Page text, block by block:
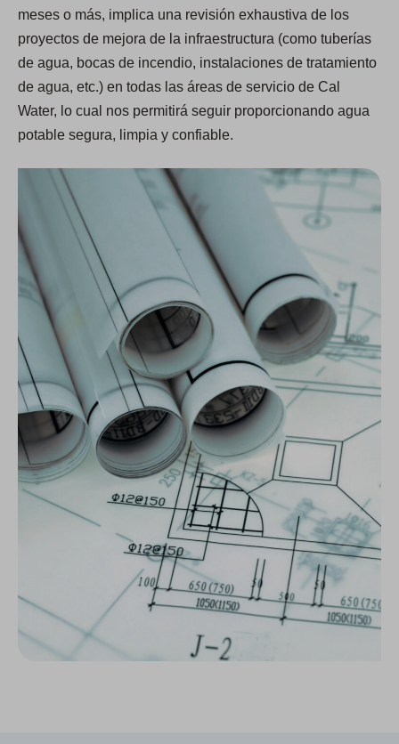
meses o más, implica una revisión exhaustiva de los
proyectos de mejora de la infraestructura (como tuberías
de agua, bocas de incendio, instalaciones de tratamiento
de agua, etc.) en todas las áreas de servicio de Cal
Water, lo cual nos permitirá seguir proporcionando agua
potable segura, limpia y confiable.